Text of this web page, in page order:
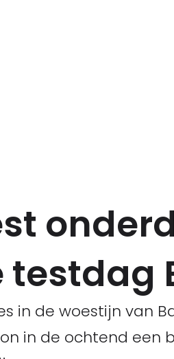
in de woestijn van
in de ochtend